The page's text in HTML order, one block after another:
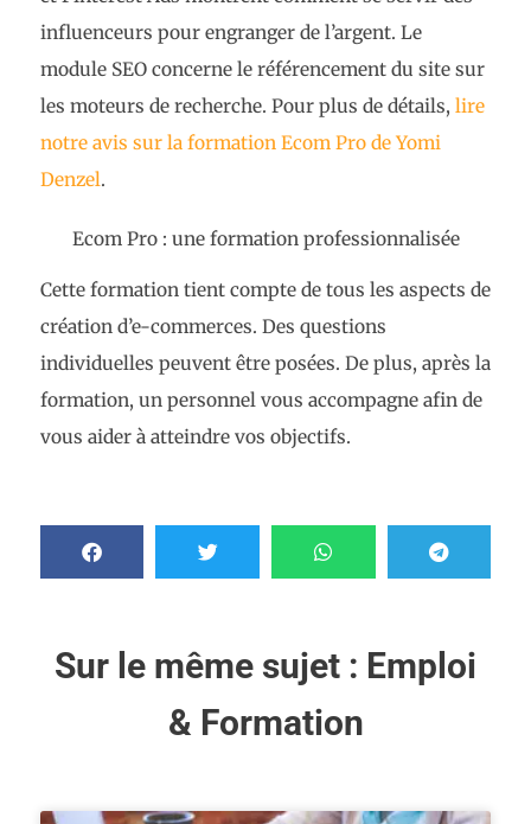
influenceurs pour engranger de l’argent. Le
module SEO concerne le référencement du site sur
les moteurs de recherche. Pour plus de détails, lire
notre avis sur la formation Ecom Pro de Yomi
Denzel.
Ecom Pro : une formation professionnalisée
Cette formation tient compte de tous les aspects de
création d’e-commerces. Des questions
individuelles peuvent être posées. De plus, après la
formation, un personnel vous accompagne afin de
vous aider à atteindre vos objectifs.
Sur le même sujet : Emploi
& Formation